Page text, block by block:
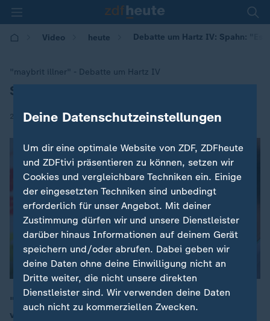
Video heute Debatte um Hartz IV: Spahn: "Es
"maybrit illner" - Debatte um Hartz IV
:
Spahn: "Es geht um mehr als Geld"
29.11.2018 | 20:11
"Die AfD wird nicht verschwinden, wenn wir die Rente
verdreifachen", so Bundesgesundheitsminister Jens
Deine Datenschutzeinstellungen
Um dir eine optimale Website von ZDF, ZDFheute
und ZDFtivi präsentieren zu können, setzen wir
Cookies und vergleichbare Techniken ein. Einige
der eingesetzten Techniken sind unbedingt
erforderlich für unser Angebot. Mit deiner
Zustimmung dürfen wir und unsere Dienstleister
darüber hinaus Informationen auf deinem Gerät
speichern und/oder abrufen. Dabei geben wir
deine Daten ohne deine Einwilligung nicht an
Dritte weiter, die nicht unsere direkten
Dienstleister sind. Wir verwenden deine Daten
auch nicht zu kommerziellen Zwecken.